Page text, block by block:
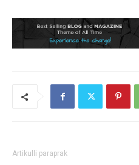
Artikulli paraprak